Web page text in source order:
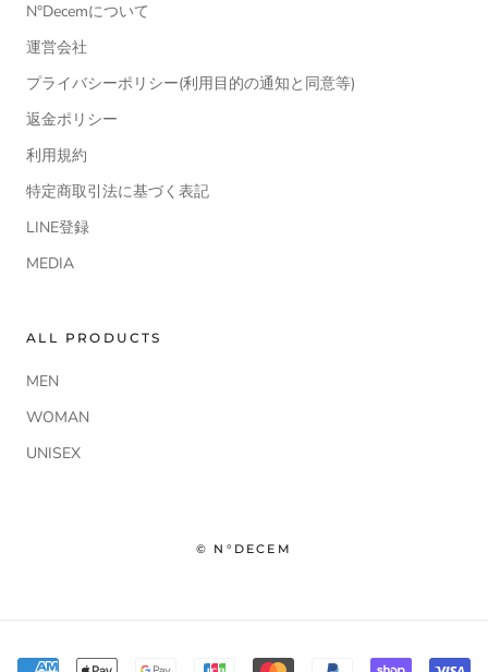
N°Decemについて
運営会社
プライバシーポリシー(利用目的の通知と同意等)
返金ポリシー
利用規約
特定商取引法に基づく表記
LINE登録
MEDIA
ALL PRODUCTS
MEN
WOMAN
UNISEX
© N°DECEM